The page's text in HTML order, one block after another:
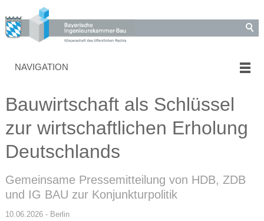
NAVIGATION
Bauwirtschaft als Schlüssel
zur wirtschaftlichen Erholung
Deutschlands
Gemeinsame Pressemitteilung von HDB, ZDB
und IG BAU zur Konjunkturpolitik
10.06.2026 - Berlin